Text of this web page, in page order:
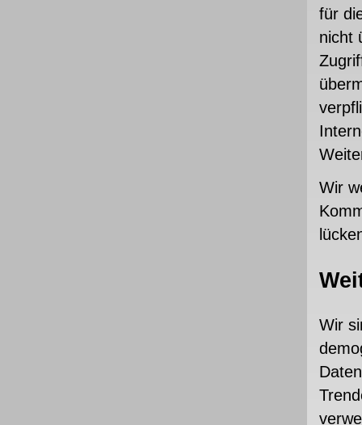
für
nicht
Wir
Wir